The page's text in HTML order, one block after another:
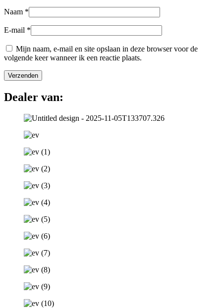
Naam *
E-mail *
Mijn naam, e-mail en site opslaan in deze browser voor de
volgende keer wanneer ik een reactie plaats.
Dealer van: